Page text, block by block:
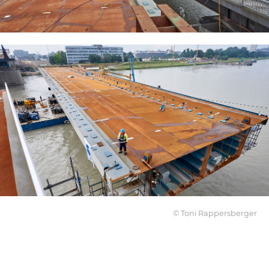
© Toni Rappersberger